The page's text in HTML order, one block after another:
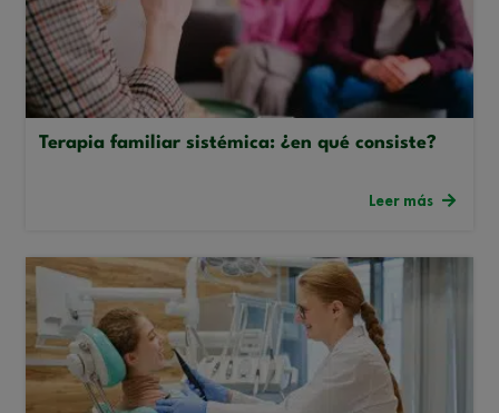
Terapia familiar sistémica: ¿en qué consiste?
Leer más